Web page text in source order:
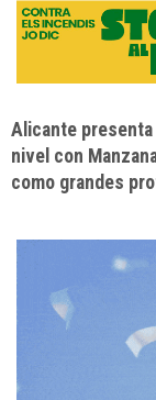
Alicante presenta
nivel con
como grandes